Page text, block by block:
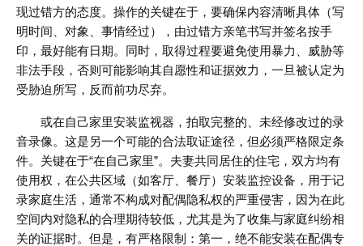
现过错方的态度。操作的关键在于，要确保内容清晰具体（写
明时间、对象、事情经过），由过错方亲笔书写并签名按手
印，最好能有日期。同时，取得过程要避免使用暴力、威胁等
非法手段，否则可能影响其自愿性和证据效力，一旦被认定为
受胁迫所写，反而前功尽弃。
或在自己家里安装监视器，拍取完整的、未经修改过的录
音录像。这是另一个可能的合法取证途径，但必须严格限定条
件。关键在于“在自己家里”。夫妻共同居住的住宅，双方均有
使用权，在公共区域（如客厅、餐厅）安装监控设备，用于记
录家庭生活，通常不构成对配偶隐私权的严重侵害，因为在此
空间内对隐私的合理期待较低，尤其是为了收集与家庭纠纷相
关的证据时。但是，有严格限制：第一，绝不能安装在配偶专